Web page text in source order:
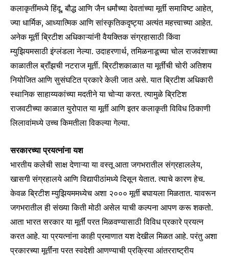
Join our community of
SUBSCRIBERS and be part of the
conversation.
To subscribe, simply enter your email address on our website
or click the subscribe button below. Don't worry, we respect
your privacy and won't spam your inbox. Your information is
safe with us.
I've read and accept thePrivacy Policy
6,300
Fans
32,111
Followers
75
Followers
कलाकृतींमध्ये हिंदू, बौद्ध आणि जैन धर्मांच्या देवतांच्या मूर्ती समाविष्ट आहेत,
ज्या धार्मिक, आध्यात्मिक आणि सांस्कृतिकदृष्ट्या अत्यंत महत्त्वाच्या आहेत.
अनेक मूर्ती ब्रिटीश अधिकाऱ्यांनी वैयक्तिक संग्रहासाठी किंवा
म्युझियमसाठी इंग्लंडला नेल्या. उदाहरणार्थ, तमिळनाडूच्या चोल राजवंशाच्या
काळातील ब्राँझची नटराज मूर्ती. ब्रिटीशकाळात या मूर्तींची चोरी अतिशय
नियोजित आणि सुसंघटित प्रकारे केली जात असे. यात ब्रिटीश अधिकारी
स्थानिक साहाय्यकांच्या मदतीने या चोऱ्या करत. त्यामुळे ब्रिटिश
राजवटीच्या काळात युरोपात या मूर्ती आणि इतर कलाकृती विविध ठिकाणी
लिलावांमध्ये उच्च किमतीला विकल्या गेल्या.
सरकारच्या प्रयत्नांना यश
भारतीय कलेची साक्ष देणाऱ्या या वस्तू आता जगभरातील संग्रहाललेय,
खासगी संग्रहालये आणि विद्यापीठांमध्ये दिसून येतात. त्याचे कारण हेच.
केवळ ब्रिटीश म्युझियममध्येच अशा २००० मूर्ती बघायला मिळतात. यावरून
जगभरातील ही संख्या किती मोठी असेल याची कल्पना आपण करू शकतो.
आता भारत सरकार या मूर्तीं परत मिळवण्यासाठी विविध प्रकारे प्रयत्न
करत आहे. या प्रयत्नांना काही प्रमाणात यश देखील मिळत आहे. परंतु अशा
प्रकारच्या मूर्तींना परत स्वदेशी आणण्याची प्रक्रिया आंतरराष्ट्रीय